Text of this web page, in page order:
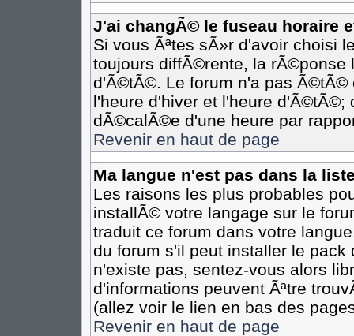
J'ai changÃ© le fuseau horaire
Si vous Ãªtes sÃ»r d'avoir choisi
toujours diffÃ©rente, la
d'Ã©tÃ©. Le forum n'a pas Ã©tÃ©
l'heure d'hiver et l'heure
dÃ©calÃ©e d'une heure par
Revenir en haut de page
Ma langue n'est pas dans la
Les raisons les plus probables
installÃ© votre langage sur le
traduit ce forum dans votre
du forum s'il peut installer le
n'existe pas, sentez-vous alors
d'informations peuvent Ãªtre
(allez voir le lien en bas des
Revenir en haut de page